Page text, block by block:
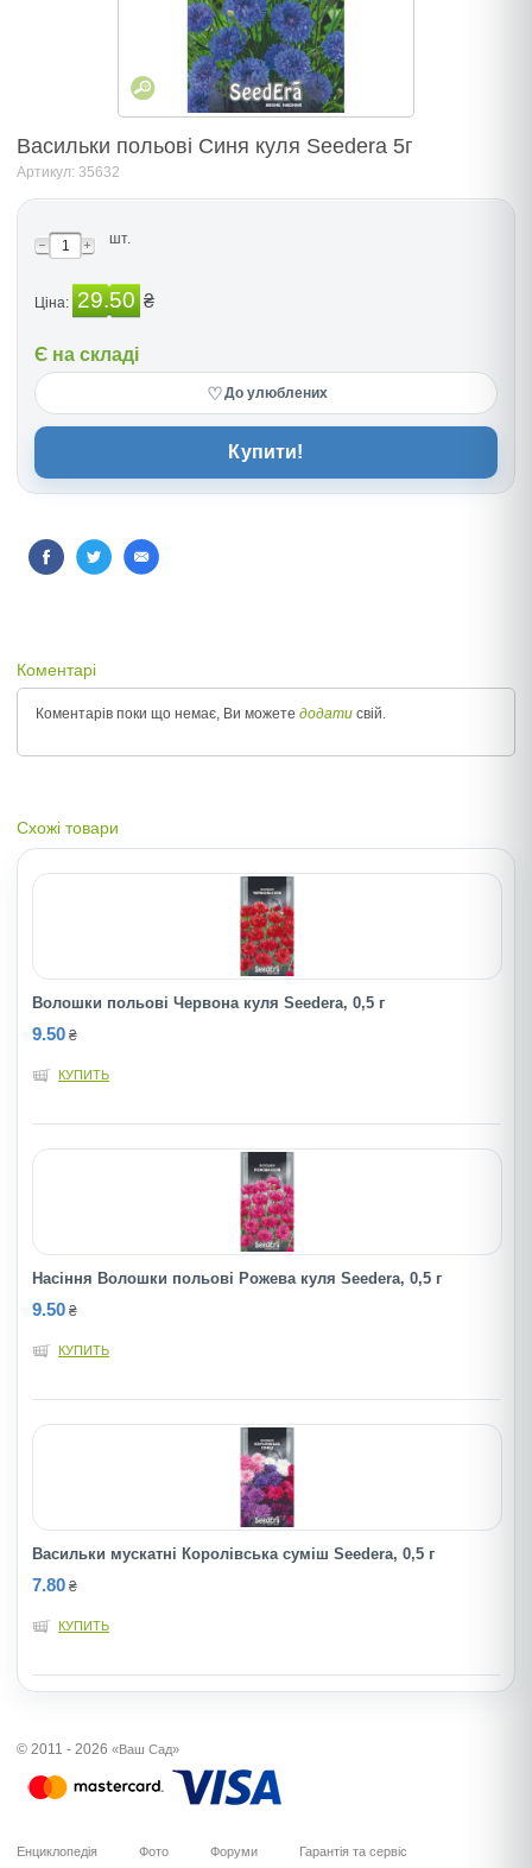
Васильки польові Синя куля Seedera 5г
Артикул: 35632
шт.
Ціна: 29.50 ₴
Є на складі
♡До улюблених
Купити!
Коментарі
Коментарів поки що немає, Ви можете додати свій.
Схожі товари
Волошки польові Червона куля Seedera, 0,5 г
9.50 ₴
КУПИТЬ
Насіння Волошки польові Рожева куля Seedera, 0,5 г
9.50 ₴
КУПИТЬ
Васильки мускатні Королівська суміш Seedera, 0,5 г
7.80 ₴
КУПИТЬ
© 2011 - 2026 «Ваш Сад»
Енциклопедія Фото Форуми Гарантія та сервіс